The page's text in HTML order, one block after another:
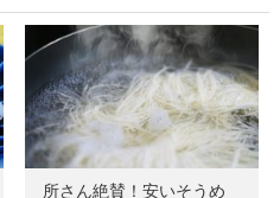
所さん絶賛！安いそうめ